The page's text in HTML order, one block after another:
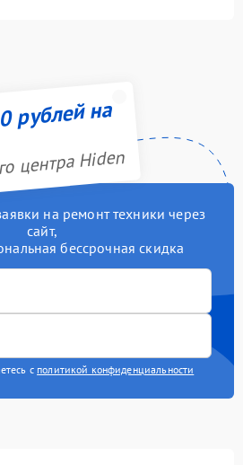
рублей на
центра Hiden
на ремонт техники через
сайт,
бессрочная скидка
с политикой конфиденциальности